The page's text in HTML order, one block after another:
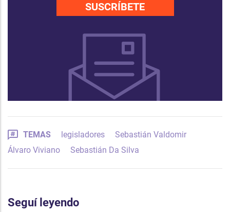
SUSCRÍBETE
TEMAS legisladores
Sebastián Valdomir
Álvaro Viviano
Sebastián Da Silva
Seguí leyendo